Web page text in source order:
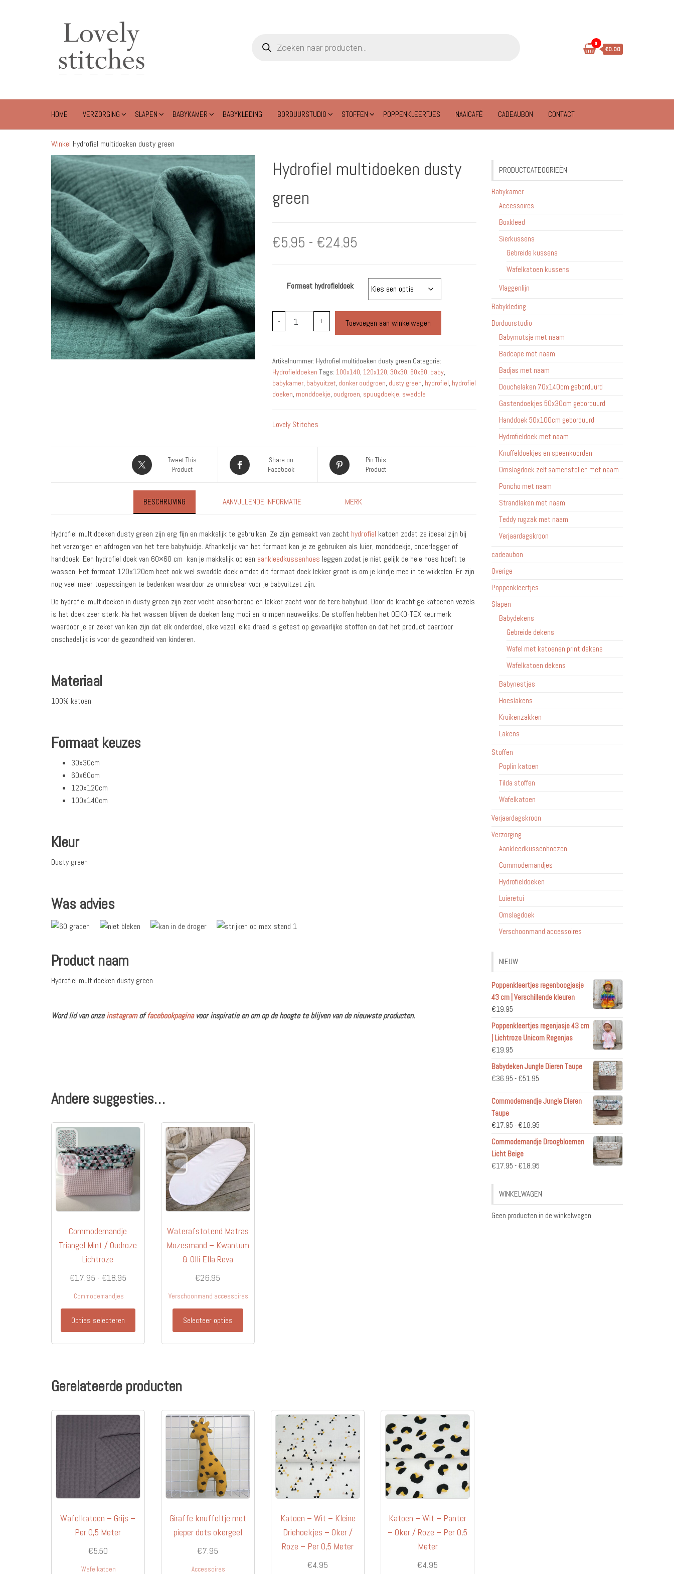
zoeken 0
€0.00
HOME VERZORGING SLAPEN BABYKAMER BABYKLEDING BORDUURSTUDIO STOFFEN POPPENKLEERTJES NAAICAFÉ CADEAUBON CONTACT
Winkel Hydrofiel multidoeken dusty green
Hydrofiel multidoeken dusty
green
€5.95 - €24.95
tot
€24.95
Formaat hydrofieldoek
-
Hydrofiel
multidoeken
aantal
+ Toevoegen aan winkelwagen
Artikelnummer: Hydrofiel multidoeken dusty green Categorie:
Hydrofieldoeken Tags: 100x140, 120x120, 30x30, 60x60, baby,
babykamer, babyuitzet, donker oudgroen, dusty green, hydrofiel, hydrofiel
doeken, monddoekje, oudgroen, spuugdoekje, swaddle
Lovely Stitches
Tweet This
Product
Share on
Facebook
Pin This
Product
BESCHRIJVING AANVULLENDE INFORMATIE MERK
Hydrofiel multidoeken dusty green zijn erg fijn en makkelijk te gebruiken. Ze zijn gemaakt van zacht hydrofiel katoen zodat ze ideaal zijn bij
het verzorgen en afdrogen van het tere babyhuidje. Afhankelijk van het formaat kan je ze gebruiken als luier, monddoekje, onderlegger of
handdoek. Een hydrofiel doek van 60×60 cm kan je makkelijk op een aankleedkussenhoes leggen zodat je niet gelijk de hele hoes hoeft te
wassen. Het formaat 120x120cm heet ook wel swaddle doek omdat dit formaat doek lekker groot is om je kindje mee in te wikkelen. Er zijn
nog veel meer toepassingen te bedenken waardoor ze onmisbaar voor je babyuitzet zijn.
De hydrofiel multidoeken in dusty green zijn zeer vocht absorberend en lekker zacht voor de tere babyhuid. Door de krachtige katoenen vezels
is het doek zeer sterk. Na het wassen blijven de doeken lang mooi en krimpen nauwelijks. De stoffen hebben het OEKO-TEX keurmerk
waardoor je er zeker van kan zijn dat elk onderdeel, elke vezel, elke draad is getest op gevaarlijke stoffen en dat het product daardoor
onschadelijk is voor de gezondheid van kinderen.
Materiaal
100% katoen
Formaat keuzes
30x30cm
60x60cm
120x120cm
100x140cm
Kleur
Dusty green
Was advies
Product naam
Hydrofiel multidoeken dusty green
Word lid van onzeinstagramoffacebookpaginavoor inspiratie en om op de hoogte te blijven van de nieuwste producten.
Andere suggesties…
Commodemandje
Triangel Mint / Oudroze
Lichtroze
€17.95 - €18.95Prijsklasse:
Commodemandjes
Opties selecteren
Dit
optie
gekozen
worden
op
de
productpagina
Waterafstotend Matras
Mozesmand – Kwantum
& Olli Ella Reva
€26.95
Verschoonmand accessoires
Selecteer opties
Gerelateerde producten
Wafelkatoen – Grijs –
Per 0,5 Meter
€5.50
Wafelkatoen
Giraffe knuffeltje met
pieper dots okergeel
€7.95
Accessoires
Katoen – Wit – Kleine
Driehoekjes – Oker /
Roze – Per 0,5 Meter
€4.95
Katoen – Wit – Panter
– Oker / Roze – Per 0,5
Meter
€4.95
PRODUCTCATEGORIEËN
Babykamer
Accessoires
Boxkleed
Sierkussens
Gebreide kussens
Wafelkatoen kussens
Vlaggenlijn
Babykleding
Borduurstudio
Babymutsje met naam
Badcape met naam
Badjas met naam
Douchelaken 70x140cm geborduurd
Gastendoekjes 50x30cm geborduurd
Handdoek 50x100cm geborduurd
Hydrofieldoek met naam
Knuffeldoekjes en speenkoorden
Omslagdoek zelf samenstellen met naam
Poncho met naam
Strandlaken met naam
Teddy rugzak met naam
Verjaardagskroon
cadeaubon
Overige
Poppenkleertjes
Slapen
Babydekens
Gebreide dekens
Wafel met katoenen print dekens
Wafelkatoen dekens
Babynestjes
Hoeslakens
Kruikenzakken
Lakens
Stoffen
Poplin katoen
Tilda stoffen
Wafelkatoen
Verjaardagskroon
Verzorging
Aankleedkussenhoezen
Commodemandjes
Hydrofieldoeken
Luieretui
Omslagdoek
Verschoonmand accessoires
NIEUW
Poppenkleertjes regenboogjasje
43 cm | Verschillende kleuren
€19.95
Poppenkleertjes regenjasje 43 cm
| Lichtroze Unicorn Regenjas
€19.95
Babydeken Jungle Dieren Taupe
€36.95 - €51.95Prijsklasse:
tot
Commodemandje Jungle Dieren
Taupe
€17.95 - €18.95Prijsklasse:
€17.95
€18.95
Commodemandje Droogbloemen
Licht Beige
€17.95 - €18.95Prijsklasse:
tot
WINKELWAGEN
Geen producten in de winkelwagen.